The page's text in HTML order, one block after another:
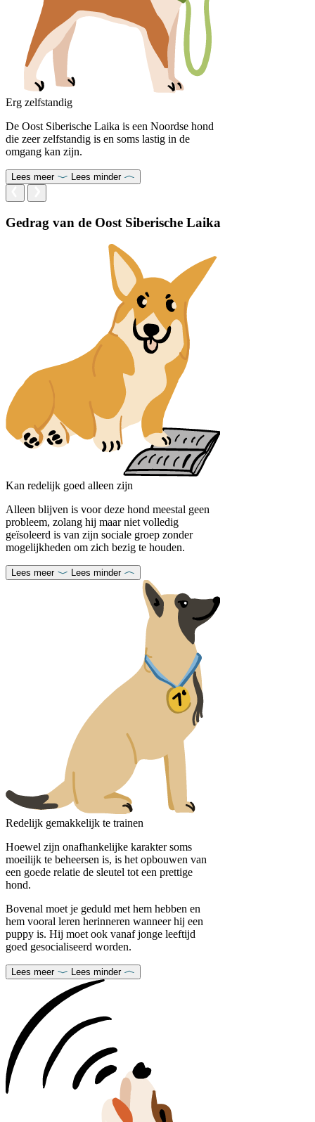
Erg zelfstandig
De Oost Siberische Laika is een Noordse hond
die zeer zelfstandig is en soms lastig in de
omgang kan zijn.
Lees meer Lees minder
Gedrag van de Oost Siberische Laika
Kan redelijk goed alleen zijn
Alleen blijven is voor deze hond meestal geen
probleem, zolang hij maar niet volledig
geïsoleerd is van zijn sociale groep zonder
mogelijkheden om zich bezig te houden.
Lees meer Lees minder
Redelijk gemakkelijk te trainen
Hoewel zijn onafhankelijke karakter soms
moeilijk te beheersen is, is het opbouwen van
een goede relatie de sleutel tot een prettige
hond.
Bovenal moet je geduld met hem hebben en
hem vooral leren herinneren wanneer hij een
puppy is. Hij moet ook vanaf jonge leeftijd
goed gesocialiseerd worden.
Lees meer Lees minder